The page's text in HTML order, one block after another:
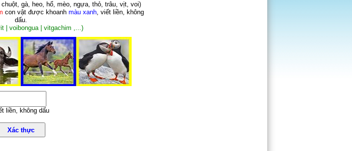
gà, heo, hổ, mèo, ngựa, thỏ, trâu, vịt, voi)
con vật được khoanh màu xanh, viết liền, không
dấu.
| voibongua | vitgachim ,...)
liền, không dấu
Xác thực